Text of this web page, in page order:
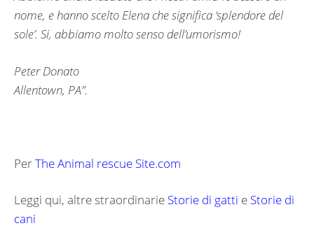
nome, e hanno scelto Elena che significa ‘splendore del
sole’. Si, abbiamo molto senso dell’umorismo!
Peter Donato
Allentown, PA”.
PerThe Animal rescue Site.com
Leggi qui, altre straordinarie Storie di gatti e Storie di
cani